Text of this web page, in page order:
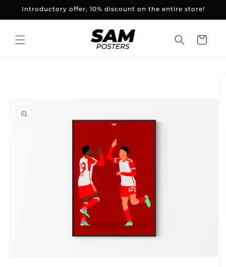
and
Introductory offer, 10% discount on the entire store!
Basket